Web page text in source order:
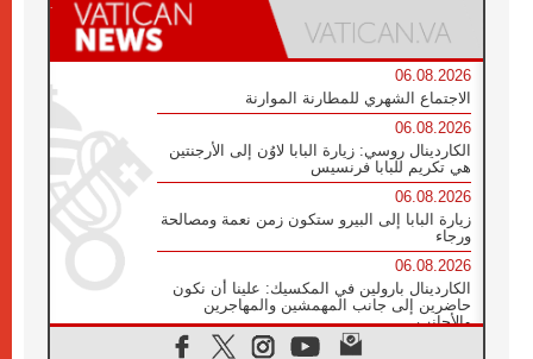
06.08.2026
الاجتماع الشهري للمطارنة الموارنة
06.08.2026
الكاردينال روسي: زيارة البابا لاوُن إلى الأرجنتين
هي تكريم للبابا فرنسيس
06.08.2026
زيارة البابا إلى البيرو ستكون زمن نعمة ومصالحة
ورجاء
06.08.2026
الكاردينال بارولين في المكسيك: علينا أن نكون
حاضرين إلى جانب المهمشين والمهاجرين
والأجانب